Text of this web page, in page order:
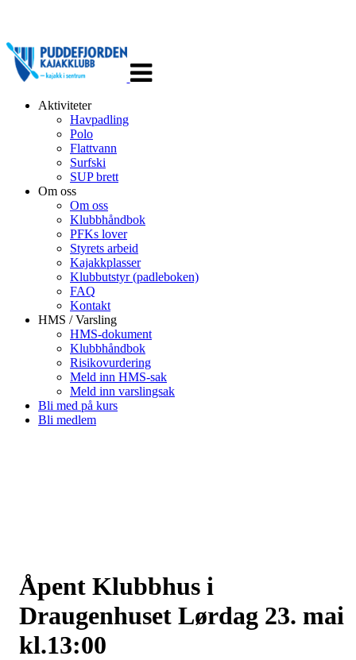
navigasjon
Aktiviteter
Havpadling
Polo
Flattvann
Surfski
SUP brett
Om oss
Om oss
Klubbhåndbok
PFKs lover
Styrets arbeid
Kajakkplasser
Klubbutstyr (padleboken)
FAQ
Kontakt
HMS / Varsling
HMS-dokument
Klubbhåndbok
Risikovurdering
Meld inn HMS-sak
Meld inn varslingsak
Bli med på kurs
Bli medlem
Åpent Klubbhus i
Draugenhuset Lørdag 23. mai
kl.13:00